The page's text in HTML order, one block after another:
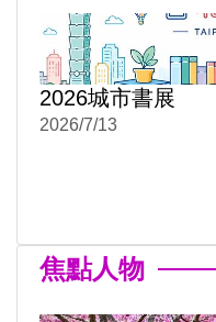
2026城市書展
2026/7/13
焦點人物